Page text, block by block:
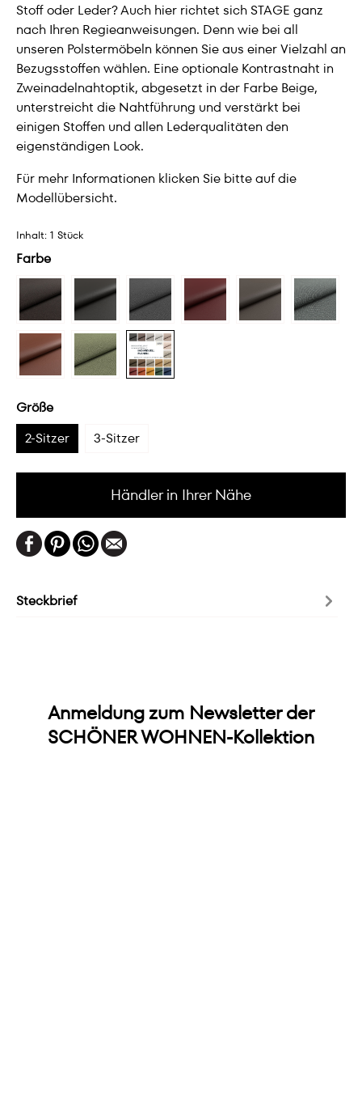
Stoff oder Leder? Auch hier richtet sich STAGE ganz
nach Ihren Regieanweisungen. Denn wie bei all
unseren Polstermöbeln können Sie aus einer Vielzahl an
Bezugsstoffen wählen. Eine optionale Kontrastnaht in
Zweinadelnahtoptik, abgesetzt in der Farbe Beige,
unterstreicht die Nahtführung und verstärkt bei
einigen Stoffen und allen Lederqualitäten den
eigenständigen Look.
Für mehr Informationen klicken Sie bitte auf die
Modellübersicht.
Inhalt: 1 Stück
Farbe
Größe
2-Sitzer
3-Sitzer
Händler in Ihrer Nähe
Steckbrief
Anmeldung zum Newsletter der
SCHÖNER WOHNEN-Kollektion